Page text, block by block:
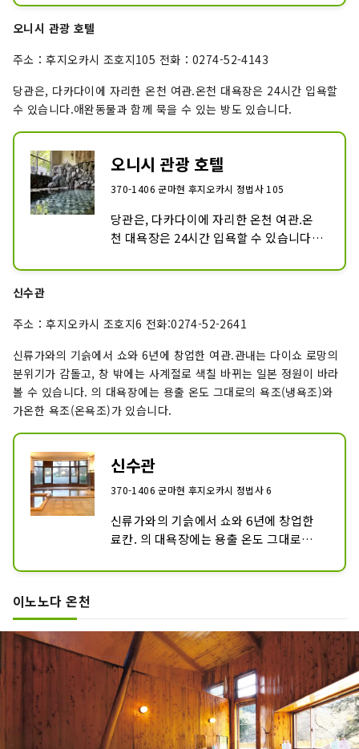
치기 입욕 가능.
오니시 관광 호텔
주소：후지오카시 조호지105 전화：0274-52-4143
당관은, 다카다이에 자리한 온천 여관.온천 대욕장은 24시간 입욕할
수 있습니다.애완동물과 함께 묵을 수 있는 방도 있습니다.
오니시 관광 호텔
370-1406 군마현 후지오카시 정법사 105
당관은, 다카다이에 자리한 온천 여관.온
천 대욕장은 24시간 입욕할 수 있습니다.
다.
신수관
주소：후지오카시 조호지6 전화:0274-52-2641
신류가와의 기슭에서 쇼와 6년에 창업한 여관.관내는 다이쇼 로망의
분위기가 감돌고, 창 밖에는 사계절로 색칠 바뀌는 일본 정원이 바라
볼 수 있습니다. 의 대욕장에는 용출 온도 그대로의 욕조(냉욕조)와
가온한 욕조(온욕조)가 있습니다.
신수관
370-1406 군마현 후지오카시 정법사 6
신류가와의 기슭에서 쇼와 6년에 창업한
료칸. 의 대욕장에는 용출 온도 그대로의
습니다.
이노노다 온천